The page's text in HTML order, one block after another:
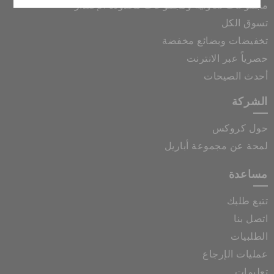
مجموعات تعاونية ومجموعات محدودة الإصدار
تسوق الكل
تخفيضات وبضائع مخفضة
حصرياً عبر الانترنت
أحدث الصيحات
الشركة
حول كروكس
لمحة عن مجموعة أباريل
مساعدة
تتبع طلبك
اتصل بنا
الطلبيات
عمليات الإرجاع
تعليمات